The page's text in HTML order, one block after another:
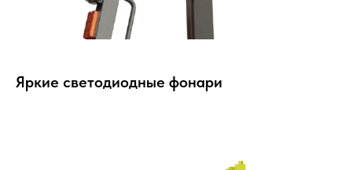
Яркие светодиодные фонари